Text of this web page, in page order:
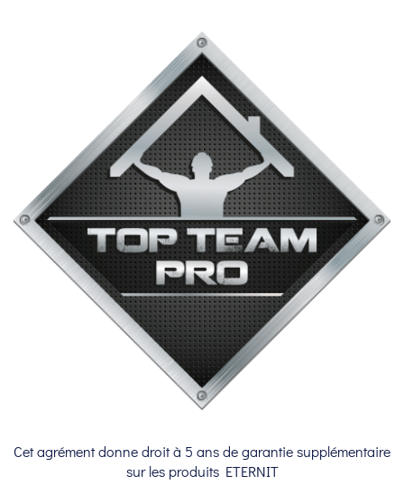
Cet agrément donne droit à 5 ans de garantie supplémentaire
sur les produits ETERNIT